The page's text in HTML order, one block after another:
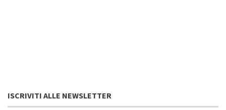
ISCRIVITI ALLE NEWSLETTER